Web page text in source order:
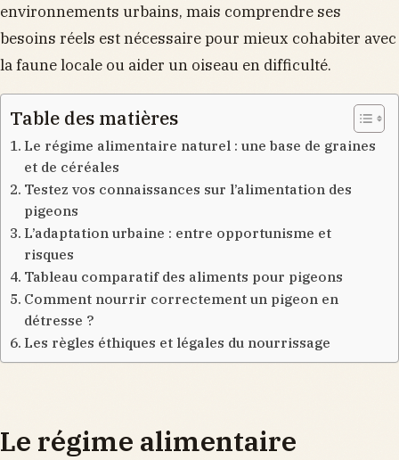
environnements urbains, mais comprendre ses
besoins réels est nécessaire pour mieux cohabiter avec
la faune locale ou aider un oiseau en difficulté.
Table des matières
Le régime alimentaire naturel : une base de graines
et de céréales
Testez vos connaissances sur l’alimentation des
pigeons
L’adaptation urbaine : entre opportunisme et
risques
Tableau comparatif des aliments pour pigeons
Comment nourrir correctement un pigeon en
détresse ?
Les règles éthiques et légales du nourrissage
Le régime alimentaire